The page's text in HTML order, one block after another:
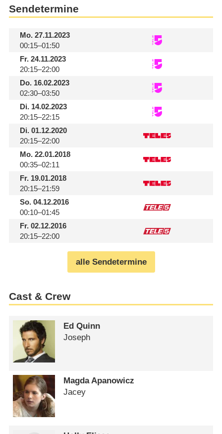
Sendetermine
Mo.27.11.2023
00:15–01:50
Fr.24.11.2023
20:15–22:00
Do.16.02.2023
02:30–03:50
Di.14.02.2023
20:15–22:15
Di.01.12.2020
20:15–22:00
Mo.22.01.2018
00:35–02:11
Fr.19.01.2018
20:15–21:59
So.04.12.2016
00:10–01:45
Fr.02.12.2016
20:15–22:00
alle Sendetermine
Cast & Crew
Ed Quinn
Joseph
Magda Apanowicz
Jacey